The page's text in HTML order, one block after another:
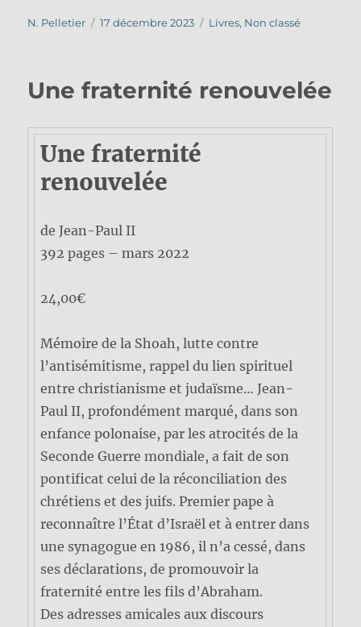
Auteur
N. Pelletier
Publié
17 décembre 2023 Catégories
Livres, Non classé
Une fraternité renouvelée
Une fraternité
renouvelée
de Jean-Paul II
392 pages – mars 2022
24,00€
Mémoire de la Shoah, lutte contre
l’antisémitisme, rappel du lien spirituel
entre christianisme et judaïsme… Jean-
Paul II, profondément marqué, dans son
enfance polonaise, par les atrocités de la
Seconde Guerre mondiale, a fait de son
pontificat celui de la réconciliation des
chrétiens et des juifs. Premier pape à
reconnaître l’État d’Israël et à entrer dans
une synagogue en 1986, il n’a cessé, dans
ses déclarations, de promouvoir la
fraternité entre les fils d’Abraham.
Des adresses amicales aux discours